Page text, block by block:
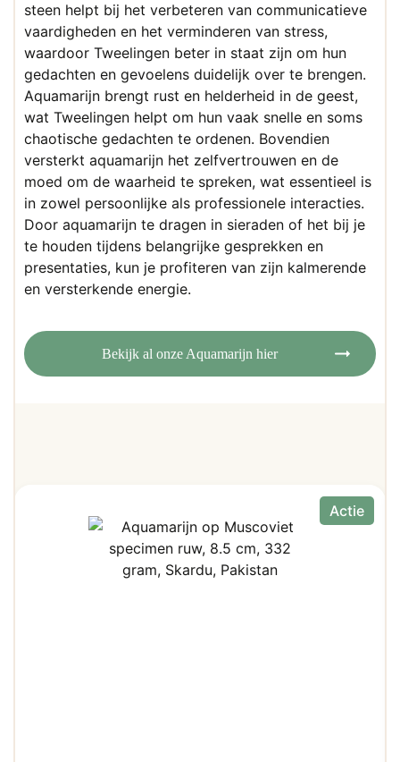
steen helpt bij het verbeteren van communicatieve
vaardigheden en het verminderen van stress,
waardoor Tweelingen beter in staat zijn om hun
gedachten en gevoelens duidelijk over te brengen.
Aquamarijn brengt rust en helderheid in de geest,
wat Tweelingen helpt om hun vaak snelle en soms
chaotische gedachten te ordenen. Bovendien
versterkt aquamarijn het zelfvertrouwen en de
moed om de waarheid te spreken, wat essentieel is
in zowel persoonlijke als professionele interacties.
Door aquamarijn te dragen in sieraden of het bij je
te houden tijdens belangrijke gesprekken en
presentaties, kun je profiteren van zijn kalmerende
en versterkende energie.
Bekijk al onze Aquamarijn hier
Actie